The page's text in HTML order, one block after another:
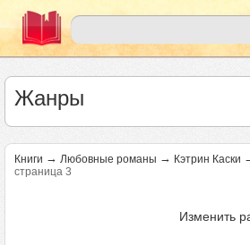
Жанры
Книги → Любовные романы → Кэтрин Каски
страница 3
Изменить